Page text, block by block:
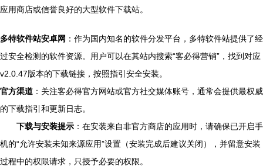
应用商店或信誉良好的大型软件下载站。
多特软件站安卓网 ：作为国内知名的软件分发平台，多特软件站提供了经
过安全检测的软件资源。用户可以在其站内搜索“客必得营销”，找到对应
v2.0.47版本的下载链接，按照指引安全安装。
官方渠道 ：关注客必得官方网站或官方社交媒体账号，通常会提供最权威
的下载指引和更新日志。
下载与安装提示 ：在安装来自非官方商店的应用时，请确保已开启手
机的“允许安装未知来源应用”设置（安装完成后建议关闭），并留意安装
过程中的权限请求，只授予必要的权限。